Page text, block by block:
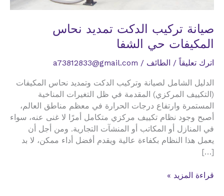
صيانة تركيب الدكت تمديد نحاس
المكيفات حي الشفا
اترك تعليقاً / الطائف /
a73812833@gmail.com
الدليل الشامل لصيانة وتركيب الدكت وتمديد نحاس المكيفات
(التكييف المركزي) المقدمة في ظل التغيرات المناخية
المستمرة وارتفاع درجات الحرارة في معظم مناطق العالم،
أصبح وجود نظام تكييف مركزي متكامل أمرًا لا غنى عنه، سواء
في المنازل أو المكاتب أو المنشآت التجارية. ومن أجل أن
يعمل هذا النظام بكفاءة عالية ويقدم أفضل أداء ممكن، لا بد
[…]
صيانة
قراءة المزيد »